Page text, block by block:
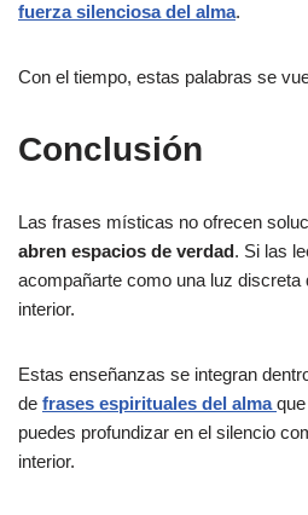
fuerza silenciosa del alma.
Con el tiempo, estas palabras se
Conclusión
Las frases místicas no ofrecen
abren espacios de verdad. Si las
acompañarte como una luz discreta
interior.
Estas enseñanzas se integran
de frases espirituales del alma
puedes profundizar en el silencio
interior.